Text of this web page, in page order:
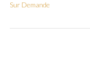
Sur Demande